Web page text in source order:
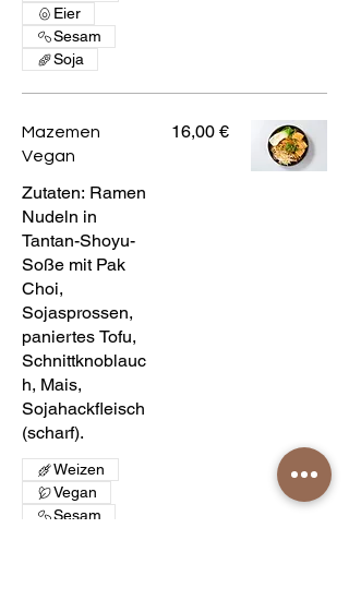
Eier
Sesam
Soja
Mazemen
Vegan
Zutaten: Ramen
Nudeln in
Tantan-Shoyu-
Soße mit Pak
Choi,
Sojasprossen,
paniertes Tofu,
Schnittknoblauc
h, Mais,
Sojahackfleisch
(scharf).
16,00 €
Weizen
Vegan
Sesam